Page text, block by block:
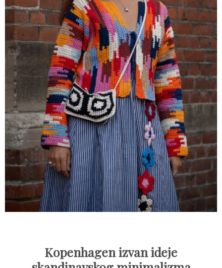
Kopenhagen izvan ideje